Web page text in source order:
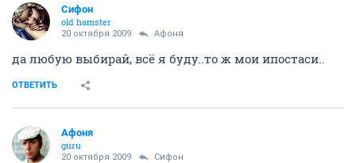
Сифон
old hamster
20 октября 2009 Aфоня
да любую выбирай, всё я буду..то ж мои ипостаси..
ОТВЕТИТЬ
Aфоня
guru
20 октября 2009 Сифон